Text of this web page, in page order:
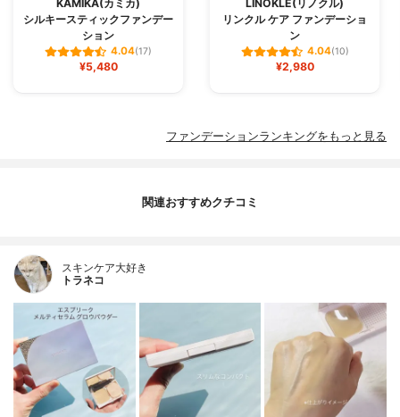
KAMIKA(カミカ)
シルキースティックファンデー
ション
4.04(17)
¥5,480
LINOKLE(リノクル)
リンクル ケア ファンデーショ
ン
4.04(10)
¥2,980
ファンデーションランキングをもっと見る
関連おすすめクチコミ
スキンケア大好き
トラネコ